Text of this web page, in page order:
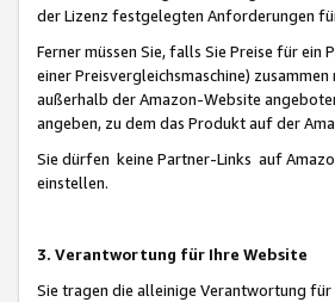
der Lizenz festgelegten Anforderungen
Ferner müssen Sie, falls Sie Preise für ein
einer Preisvergleichsmaschine)
außerhalb der Amazon-Website
angeben, zu dem das Produkt auf der
Sie dürfen keine Partner-Links auf
einstellen.
3. Verantwortung für Ihre Website
Sie tragen die alleinige Verantwortung